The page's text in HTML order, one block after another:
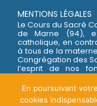
MENTIONS LÉGALES
Le Cours du Sacré
de Marne (94),
catholique, en
à tous de la
Congrégation des
l’esprit de nos
résolument tournée
© 2024,
En poursuivant
cookies